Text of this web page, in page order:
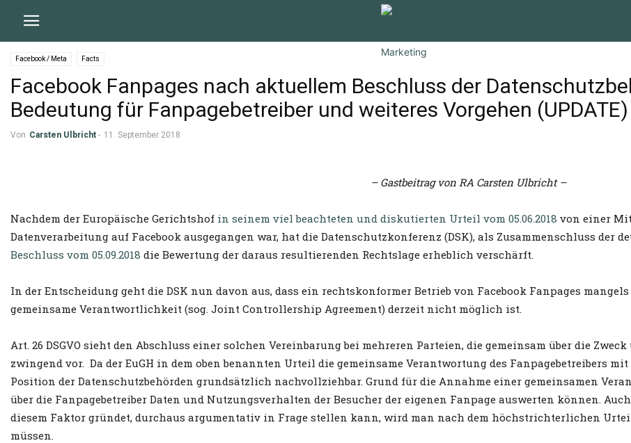
Facebook / Meta Facts
Facebook Fanpages nach aktuellem Beschluss der
Bedeutung für Fanpagebetreiber und weiteres Vorgehen (UPDATE)
Von Carsten Ulbricht - 11. September 2018
– Gastbeitrag von RA Carsten Ulbricht –
Nachdem der Europäische Gerichtshof in seinem viel beachteten und diskutierten Urteil vom 05.06.2018 von einer
Datenverarbeitung auf Facebook ausgegangen war, hat die Datenschutzkonferenz (DSK), als Zusammenschluss der
Beschluss vom 05.09.2018 die Bewertung der daraus resultierenden Rechtslage erheblich verschärft.
In der Entscheidung geht die DSK nun davon aus, dass ein rechtskonformer Betrieb von Facebook Fanpages
gemeinsame Verantwortlichkeit (sog. Joint Controllership Agreement) derzeit nicht möglich ist.
Art. 26 DSGVO sieht den Abschluss einer solchen Vereinbarung bei mehreren Parteien, die gemeinsam über die
zwingend vor. Da der EuGH in dem oben benannten Urteil die gemeinsame Verantwortung des Fanpagebetreibers
Position der Datenschutzbehörden grundsätzlich nachvollziehbar. Grund für die Annahme einer gemeinsamen
über die Fanpagebetreiber Daten und Nutzungsverhalten der Besucher der eigenen Fanpage auswerten können.
diesem Faktor gründet, durchaus argumentativ in Frage stellen kann, wird man nach dem höchstrichterlichen
müssen.